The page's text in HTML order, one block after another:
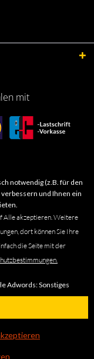
mit
06.2026
als solche kenntlich
bedeutet nicht, dass es
Designs, Produkt-
, Marken- und
Omega führen wir
Leipzig und
notwendig (z.B. für den
und Ihnen ein
Alle akzeptieren. Weitere
dort können Sie Ihre
die Seite mit der
Adwords:Sonstiges